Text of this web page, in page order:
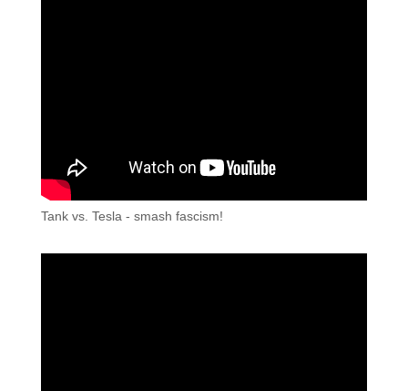
Tank vs. Tesla - smash fascism!